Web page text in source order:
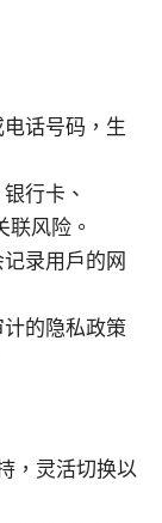
话号码，生
行卡、
风险。
录用户的网
的隐私政策
，灵活切换以